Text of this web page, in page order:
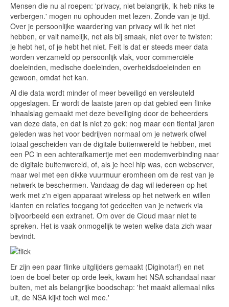
Mensen die nu al roepen: 'privacy, niet belangrijk, ik heb niks te
verbergen.' mogen nu ophouden met lezen. Zonde van je tijd.
Over je persoonlijke waardering van privacy wil ik het niet
hebben, er valt namelijk, net als bij smaak, niet over te twisten:
je hebt het, of je hebt het niet. Feit is dat er steeds meer data
worden verzameld op persoonlijk vlak, voor commerciële
doeleinden, medische doeleinden, overheidsdoeleinden en
gewoon, omdat het kan.
Al die data wordt minder of meer beveiligd en versleuteld
opgeslagen. Er wordt de laatste jaren op dat gebied een flinke
inhaalslag gemaakt met deze beveiliging door de beheerders
van deze data, en dat is niet zo gek: nog maar een tiental jaren
geleden was het voor bedrijven normaal om je netwerk ofwel
totaal gescheiden van de digitale buitenwereld te hebben, met
een PC in een achterafkamertje met een modemverbinding naar
de digitale buitenwereld, of, als je heel hip was, een webserver,
maar wel met een dikke vuurmuur eromheen om de rest van je
netwerk te beschermen. Vandaag de dag wil iedereen op het
werk met z'n eigen apparaat wireless op het netwerk en willen
klanten en relaties toegang tot gedeelten van je netwerk via
bijvoorbeeld een extranet. Om over de Cloud maar niet te
spreken. Het is vaak onmogelijk te weten welke data zich waar
bevindt.
Er zijn een paar flinke uitglijders gemaakt (Diginotar!) en net
toen de boel beter op orde leek, kwam het NSA schandaal naar
buiten, met als belangrijke boodschap: 'het maakt allemaal niks
uit, de NSA kijkt toch wel mee.'